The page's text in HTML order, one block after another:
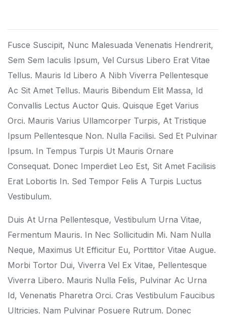
Fusce Suscipit, Nunc Malesuada Venenatis Hendrerit,
Sem Sem Iaculis Ipsum, Vel Cursus Libero Erat Vitae
Tellus. Mauris Id Libero A Nibh Viverra Pellentesque
Ac Sit Amet Tellus. Mauris Bibendum Elit Massa, Id
Convallis Lectus Auctor Quis. Quisque Eget Varius
Orci. Mauris Varius Ullamcorper Turpis, At Tristique
Ipsum Pellentesque Non. Nulla Facilisi. Sed Et Pulvinar
Ipsum. In Tempus Turpis Ut Mauris Ornare
Consequat. Donec Imperdiet Leo Est, Sit Amet Facilisis
Erat Lobortis In. Sed Tempor Felis A Turpis Luctus
Vestibulum.
Duis At Urna Pellentesque, Vestibulum Urna Vitae,
Fermentum Mauris. In Nec Sollicitudin Mi. Nam Nulla
Neque, Maximus Ut Efficitur Eu, Porttitor Vitae Augue.
Morbi Tortor Dui, Viverra Vel Ex Vitae, Pellentesque
Viverra Libero. Mauris Nulla Felis, Pulvinar Ac Urna
Id, Venenatis Pharetra Orci. Cras Vestibulum Faucibus
Ultricies. Nam Pulvinar Posuere Rutrum. Donec